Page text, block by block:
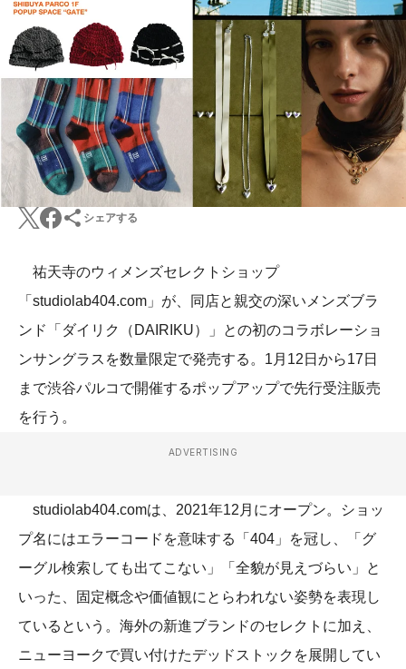
シェアする
祐天寺のウィメンズセレクトショップ
「studiolab404.com」が、同店と親交の深いメンズブラ
ンド「ダイリク（DAIRIKU）」との初のコラボレーショ
ンサングラスを数量限定で発売する。1月12日から17日
まで渋谷パルコで開催するポップアップで先行受注販売
を行う。
ADVERTISING
studiolab404.comは、2021年12月にオープン。ショッ
プ名にはエラーコードを意味する「404」を冠し、「グ
ーグル検索しても出てこない」「全貌が見えづらい」と
いった、固定概念や価値観にとらわれない姿勢を表現し
ているという。海外の新進ブランドのセレクトに加え、
ニューヨークで買い付けたデッドストックを展開してい